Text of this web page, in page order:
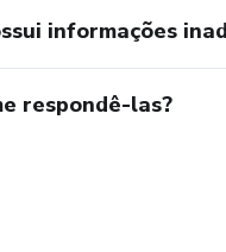
informações
respondê-las?